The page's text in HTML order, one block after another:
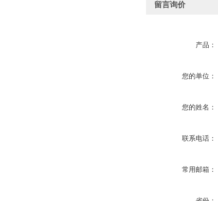
留言询价
产品：
您的单位：
您的姓名：
联系电话：
常用邮箱：